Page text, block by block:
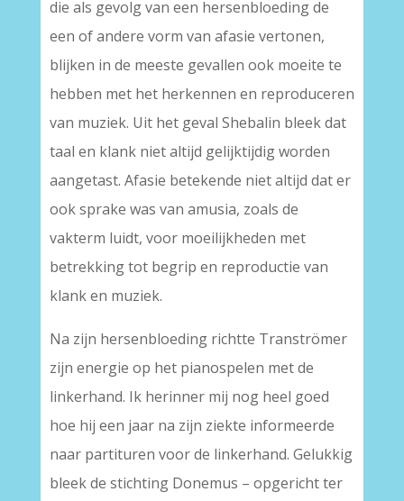
die als gevolg van een hersenbloeding de
een of andere vorm van afasie vertonen,
blijken in de meeste gevallen ook moeite te
hebben met het herkennen en reproduceren
van muziek. Uit het geval Shebalin bleek dat
taal en klank niet altijd gelijktijdig worden
aangetast. Afasie betekende niet altijd dat er
ook sprake was van amusia, zoals de
vakterm luidt, voor moeilijkheden met
betrekking tot begrip en reproductie van
klank en muziek.
Na zijn hersenbloeding richtte Tranströmer
zijn energie op het pianospelen met de
linkerhand. Ik herinner mij nog heel goed
hoe hij een jaar na zijn ziekte informeerde
naar partituren voor de linkerhand. Gelukkig
bleek de stichting Donemus – opgericht ter